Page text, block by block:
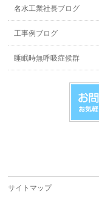
名水工業社長ブログ
工事例ブログ
睡眠時無呼吸症候群
サイトマップ